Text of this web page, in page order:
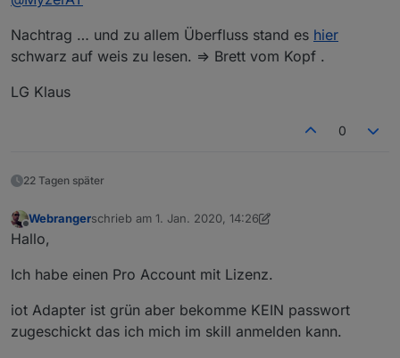
Nachtrag … und zu allem Überfluss stand es hier
schwarz auf weis zu lesen. => Brett vom Kopf .
LG Klaus
0
22 Tagen später
Offline
Webrangerschrieb am 1. Jan. 2020, 14:26
zuletzt editiert von Webranger1. Jan. 2020, 16:48
Hallo,
Ich habe einen Pro Account mit Lizenz.
iot Adapter ist grün aber bekomme KEIN passwort
zugeschickt das ich mich im skill anmelden kann.